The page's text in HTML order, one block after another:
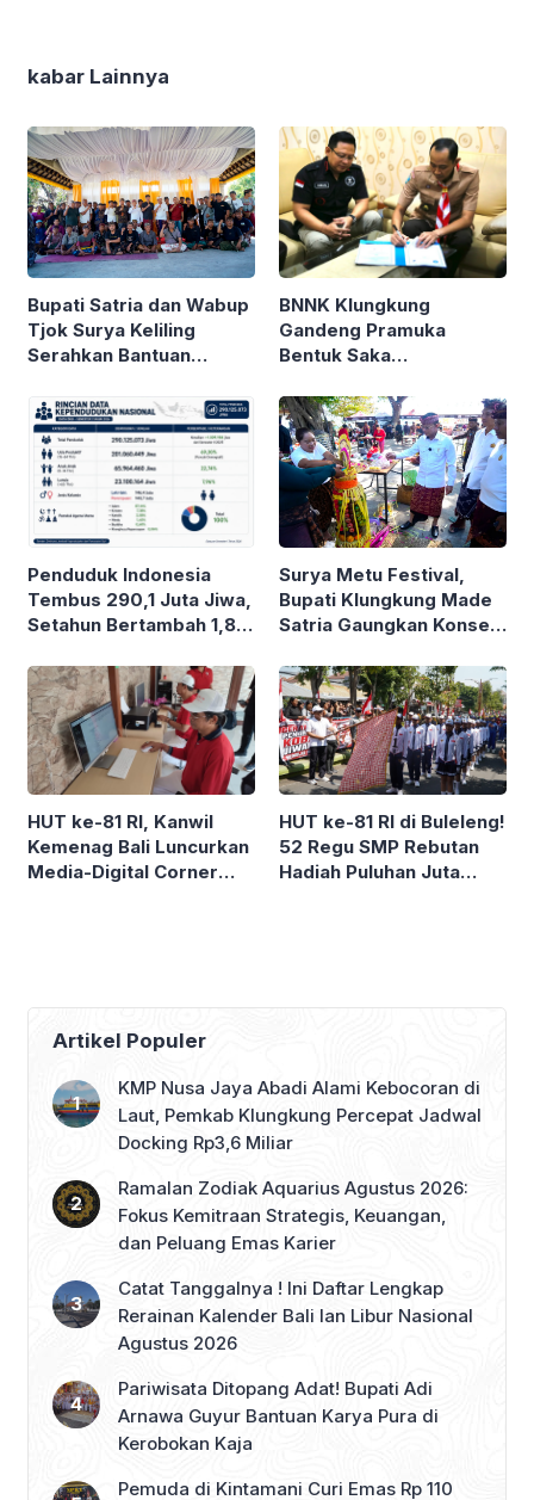
kabar Lainnya
Bupati Satria dan Wabup
Tjok Surya Keliling
Serahkan Bantuan
BNNK Klungkung
Gandeng Pramuka
Bentuk Saka
Penduduk Indonesia
Tembus 290,1 Juta Jiwa,
Setahun Bertambah 1,8
Surya Metu Festival,
Bupati Klungkung Made
Satria Gaungkan Konsep
HUT ke-81 RI, Kanwil
Kemenag Bali Luncurkan
Media-Digital Corner
HUT ke-81 RI di Buleleng!
52 Regu SMP Rebutan
Hadiah Puluhan Juta
Artikel Populer
KMP Nusa Jaya Abadi Alami Kebocoran di
Laut, Pemkab Klungkung Percepat Jadwal
Docking Rp3,6 Miliar
Ramalan Zodiak Aquarius Agustus 2026:
Fokus Kemitraan Strategis, Keuangan,
dan Peluang Emas Karier
Catat Tanggalnya ! Ini Daftar Lengkap
Rerainan Kalender Bali lan Libur Nasional
Agustus 2026
Pariwisata Ditopang Adat! Bupati Adi
Arnawa Guyur Bantuan Karya Pura di
Kerobokan Kaja
Pemuda di Kintamani Curi Emas Rp 110